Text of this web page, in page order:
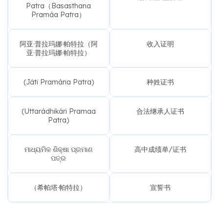
Patra（Basasthana
Pramáa Patra）
阿亚·普拉玛娜·帕特拉（阿
亚·普拉玛娜·帕特拉）
收入证明
(Játi Pramána Patra) 种姓证书
(Uttarádhikári Pramaa
Patra)
合法继承人证书
ମାଧ୍ୟମିକ ଶିକ୍ଷା ପ୍ରମାଣ
ପତ୍ର
高中成绩单/证书
（希帕塔·帕特拉） 宣誓书